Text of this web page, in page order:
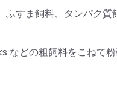
すま飼料、タンパク
どの粗飼料をこねて